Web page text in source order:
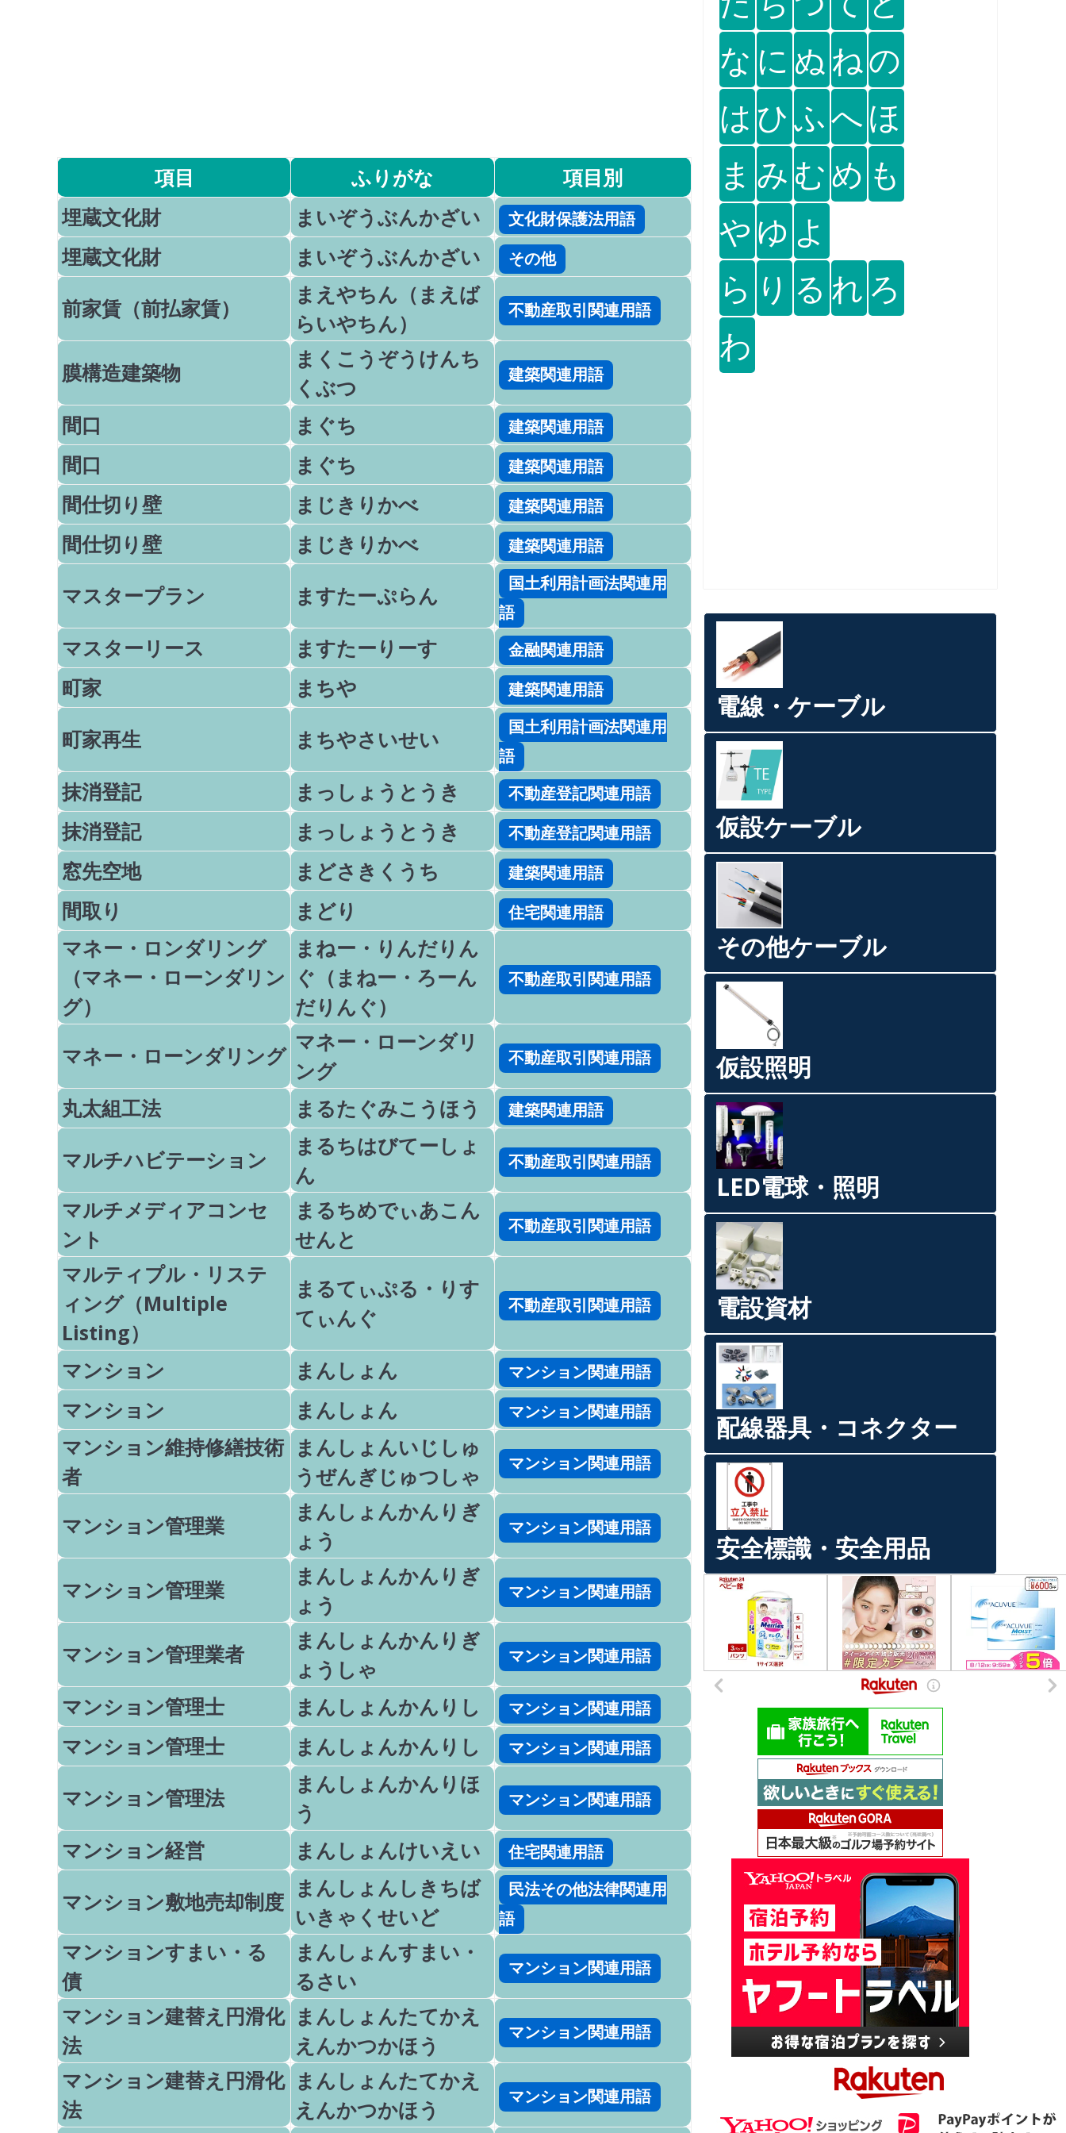
項目 ふりがな
項目別
埋蔵文化財
まいぞうぶんかざい 文化財保護法用語
埋蔵文化財 まいぞうぶんかざい その他
前家賃（前払家賃）
まえやちん（まえば
らいやちん）
不動産取引関連用語
膜構造建築物
まくこうぞうけんち
くぶつ
建築関連用語
間口 まぐち 建築関連用語
間口 まぐち 建築関連用語
間仕切り壁 まじきりかべ 建築関連用語
間仕切り壁 まじきりかべ 建築関連用語
マスタープラン ますたーぷらん
国土利用計画法関連用
語
マスターリース ますたーりーす 金融関連用語
町家 まちや 建築関連用語
町家再生 まちやさいせい
国土利用計画法関連用
語
抹消登記 まっしょうとうき 不動産登記関連用語
抹消登記 まっしょうとうき 不動産登記関連用語
窓先空地 まどさきくうち 建築関連用語
間取り まどり 住宅関連用語
マネー・ロンダリング
（マネー・ローンダリン
グ）
まねー・りんだりん
ぐ（まねー・ろーん
だりんぐ）
不動産取引関連用語
マネー・ローンダリング
マネー・ローンダリ
ング
不動産取引関連用語
丸太組工法 まるたぐみこうほう 建築関連用語
マルチハビテーション
まるちはびてーしょ
ん
不動産取引関連用語
マルチメディアコンセ
ント
まるちめでぃあこん
せんと
不動産取引関連用語
マルティプル・リステ
ィング（Multiple
Listing）
まるてぃぷる・りす
てぃんぐ
不動産取引関連用語
マンション まんしょん マンション関連用語
マンション まんしょん マンション関連用語
マンション維持修繕技術
者
まんしょんいじしゅ
うぜんぎじゅつしゃ
マンション関連用語
マンション管理業
まんしょんかんりぎ
ょう
マンション関連用語
マンション管理業
まんしょんかんりぎ
ょう
マンション関連用語
マンション管理業者
まんしょんかんりぎ
ょうしゃ
マンション関連用語
マンション管理士 まんしょんかんりし マンション関連用語
マンション管理士 まんしょんかんりし マンション関連用語
マンション管理法
まんしょんかんりほ
う
マンション関連用語
マンション経営 まんしょんけいえい 住宅関連用語
マンション敷地売却制度
まんしょんしきちば
いきゃくせいど
民法その他法律関連用
語
マンションすまい・る
債
まんしょんすまい・
るさい
マンション関連用語
マンション建替え円滑化
法
まんしょんたてかえ
えんかつかほう
マンション関連用語
マンション建替え円滑化
法
まんしょんたてかえ
えんかつかほう
マンション関連用語
な に ぬ ねの
は ひふへほ
ま み むめ も
や ゆ よ
ら り る れ ろ
わ
電線・ケーブル
仮設ケーブル
その他ケーブル
仮設照明
LED電球・照明
電設資材
配線器具・コネクター
安全標識・安全用品